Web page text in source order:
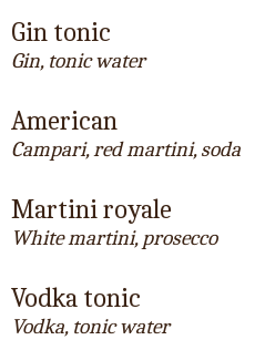
Gin tonic
Gin, tonic water
American
Campari, red martini, soda
Martini royale
White martini, prosecco
Vodka tonic
Vodka, tonic water